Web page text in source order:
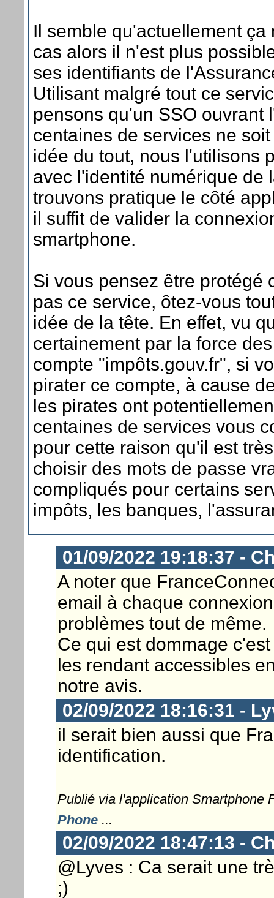
Il semble qu'actuellement ça
cas alors il n'est plus
ses identifiants de
Utilisant malgré tout ce
pensons qu'un SSO ouvrant
centaines de services ne
idée du tout, nous l'utilisons
avec l'identité numérique de
trouvons pratique le côté
il suffit de valider la
smartphone.
Si vous pensez être protégé
pas ce service, ôtez-vous
idée de la tête. En effet, vu
certainement par la force
compte "impôts.gouv.fr", si
pirater ce compte, à cause
les pirates ont
centaines de services vous
pour cette raison qu'il est
choisir des mots de passe
compliqués pour certains
impôts, les banques,
01/09/2022 19:18:37 -
A noter que
email à chaque
problèmes tout de même.
Ce qui est dommage
les rendant accessibles
notre avis.
02/09/2022 18:16:31 -
il serait bien aussi que
identification.
Publié via l'application Smartphone
Phone...
02/09/2022 18:47:13 -
@Lyves : Ca serait une
;)